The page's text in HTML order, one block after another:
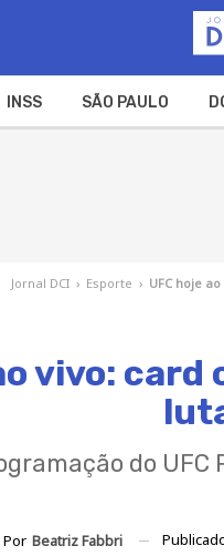
INSS SÃO PAULO
Jornal DCI › Esporte › UFC hoje
vivo:
do
Por Beatriz Fabbri